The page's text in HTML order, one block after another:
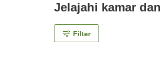
Jelajahi kamar
Filter